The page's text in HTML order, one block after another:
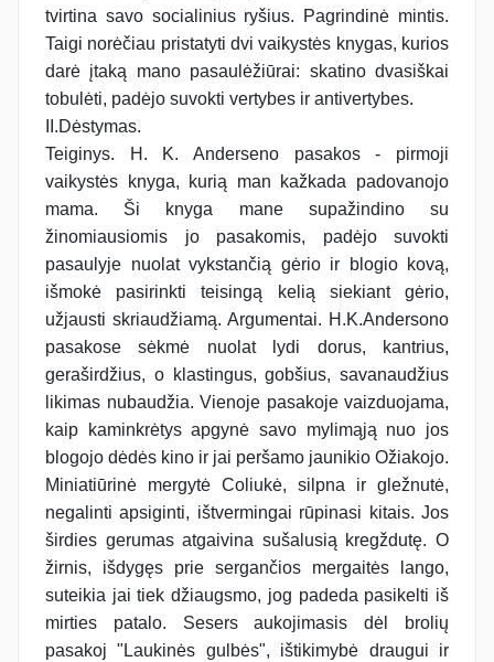
tvirtina savo socialinius ryšius. Pagrindinė mintis.
Taigi norėčiau pristatyti dvi vaikystės knygas, kurios
darė įtaką mano pasaulėžiūrai: skatino dvasiškai
tobulėti, padėjo suvokti vertybes ir antivertybes.
II.Dėstymas.
Teiginys. H. K. Anderseno pasakos - pirmoji
vaikystės knyga, kurią man kažkada padovanojo
mama. Ši knyga mane supažindino su
žinomiausiomis jo pasakomis, padėjo suvokti
pasaulyje nuolat vykstančią gėrio ir blogio kovą,
išmokė pasirinkti teisingą kelią siekiant gėrio,
užjausti skriaudžiamą. Argumentai. H.K.Andersono
pasakose sėkmė nuolat lydi dorus, kantrius,
geraširdžius, o klastingus, gobšius, savanaudžius
likimas nubaudžia. Vienoje pasakoje vaizduojama,
kaip kaminkrėtys apgynė savo mylimąją nuo jos
blogojo dėdės kino ir jai peršamo jaunikio Ožiakojo.
Miniatiūrinė mergytė Coliukė, silpna ir gležnutė,
negalinti apsiginti, ištvermingai rūpinasi kitais. Jos
širdies gerumas atgaivina sušalusią kregždutę. O
žirnis, išdygęs prie sergančios mergaitės lango,
suteikia jai tiek džiaugsmo, jog padeda pasikelti iš
mirties patalo. Sesers aukojimasis dėl brolių
pasakoj "Laukinės gulbės", ištikimybė draugui ir